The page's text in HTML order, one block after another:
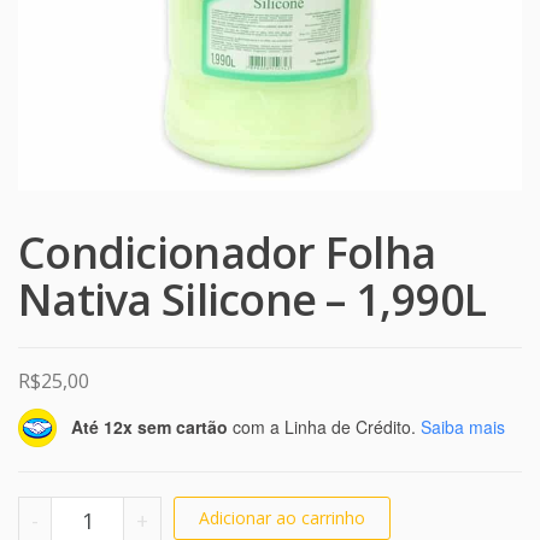
Condicionador Folha
Nativa Silicone – 1,990L
R$25,00
Até 12x sem cartão com a Linha de Crédito. Saiba mais
- Condicionador Folha Nativa Silicone - 1,990L
+ Adicionar ao carrinho